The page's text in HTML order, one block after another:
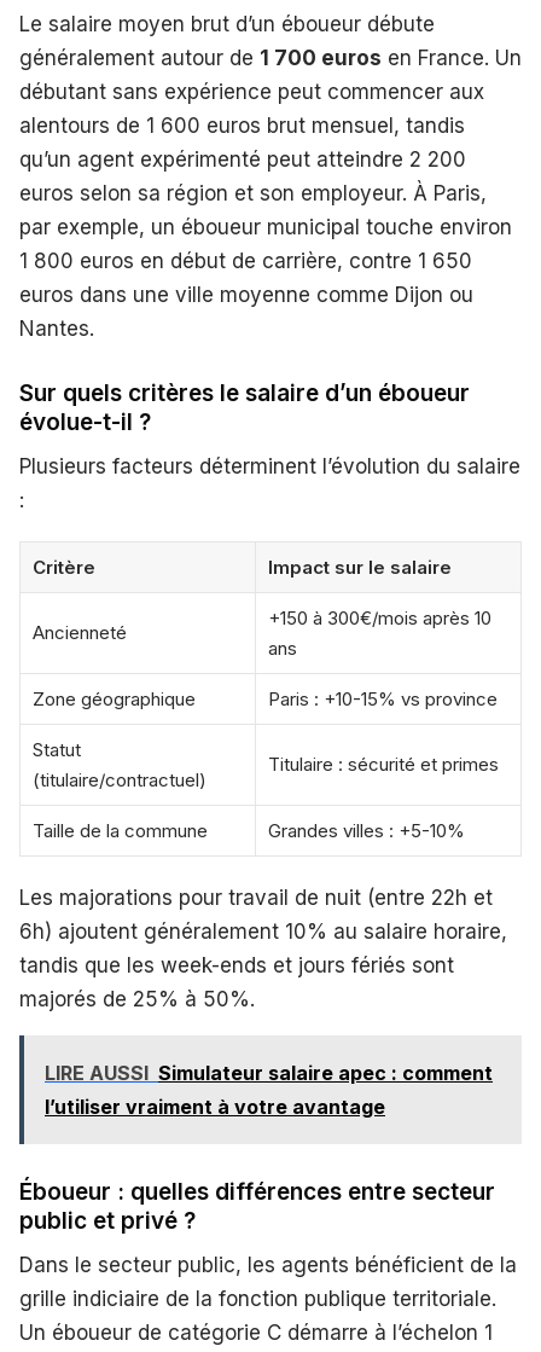
Le salaire moyen brut d’un éboueur débute
généralement autour de 1 700 euros en France. Un
débutant sans expérience peut commencer aux
alentours de 1 600 euros brut mensuel, tandis
qu’un agent expérimenté peut atteindre 2 200
euros selon sa région et son employeur. À Paris,
par exemple, un éboueur municipal touche environ
1 800 euros en début de carrière, contre 1 650
euros dans une ville moyenne comme Dijon ou
Nantes.
Sur quels critères le salaire d’un éboueur
évolue-t-il ?
Plusieurs facteurs déterminent l’évolution du salaire
:
Critère Impact sur le salaire
Ancienneté
+150 à 300€/mois après 10
ans
Zone géographique Paris : +10-15% vs province
Statut
(titulaire/contractuel)
Titulaire : sécurité et primes
Taille de la commune Grandes villes : +5-10%
Les majorations pour travail de nuit (entre 22h et
6h) ajoutent généralement 10% au salaire horaire,
tandis que les week-ends et jours fériés sont
majorés de 25% à 50%.
LIRE AUSSI Simulateur salaire apec : comment
l’utiliser vraiment à votre avantage
Éboueur : quelles différences entre secteur
public et privé ?
Dans le secteur public, les agents bénéficient de la
grille indiciaire de la fonction publique territoriale.
Un éboueur de catégorie C démarre à l’échelon 1